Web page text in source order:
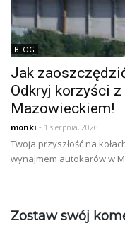
BLOG
Jak
Odkryj korzyści
Mazowieckiem!
monki - 1 sierpnia, 2026
Twoja przyszłość na
wynajmem autokarów w
Zostaw swój